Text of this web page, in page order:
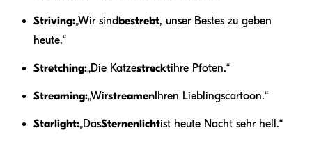
Striving:„Wir sindbestrebt, unser Bestes zu geben
heute.“
Stretching:„Die Katzestrecktihre Pfoten.“
Streaming:„Wirstreamen Ihren Lieblingscartoon.“
Starlight:„DasSternenlichtist heute Nacht sehr hell.“